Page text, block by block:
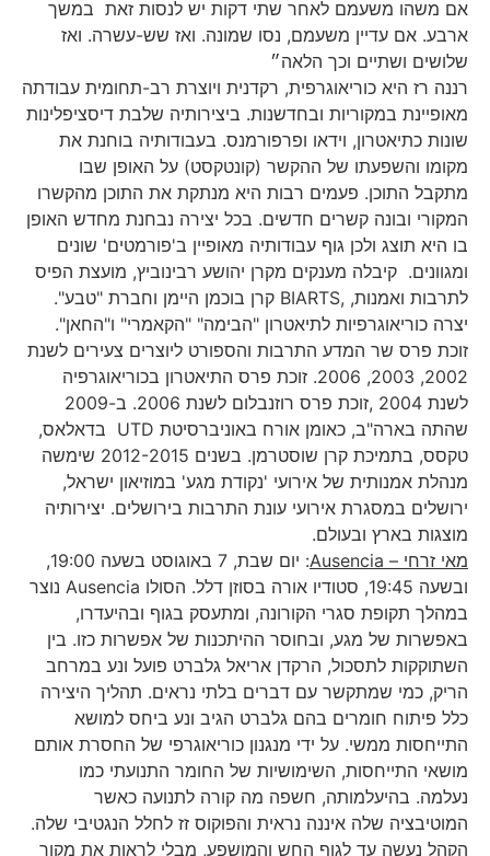
אם משהו משעמם לאחר שתי דקות יש לנסות זאת במשך
ארבע. אם עדיין משעמם, נסו שמונה. ואז שש-עשרה. ואז
שלושים ושתיים וכך הלאה״
רננה רז היא כוריאוגרפית, רקדנית ויוצרת רב-תחומית עבודתה
מאופיינת במקוריות ובחדשנות. ביצירותיה שלבת דיסציפלינות
שונות כתיאטרון, וידאו ופרפורמנס. בעבודותיה בוחנת את
מקומו והשפעתו של ההקשר (קונטקסט) על האופן שבו
מתקבל התוכן. פעמים רבות היא מנתקת את התוכן מהקשרו
המקורי ובונה קשרים חדשים. בכל יצירה נבחנת מחדש האופן
בו היא תוצג ולכן גוף עבודותיה מאופיין ב'פורמטים' שונים
ומגוונים. קיבלה מענקים מקרן יהושע רבינוביץ, מועצת הפיס
לתרבות ואמנות, ,BIARTS קרן בוכמן היימן וחברת "טבע".
יצרה כוריאוגרפיות לתיאטרון "הבימה" "הקאמרי" ו"החאן".
זוכת פרס שר המדע התרבות והספורט ליוצרים צעירים לשנת
2002, 2003, 2006. זוכת פרס התיאטרון בכוריאוגרפיה
לשנת 2004 ,זוכת פרס רוזנבלום לשנת 2006. ב-2009
שהתה בארה"ב, כאומן אורח באוניברסיטת UTD בדאלאס,
טקסס, בתמיכת קרן שוסטרמן. בשנים 2012-2015 שימשה
מנהלת אמנותית של אירועי 'נקודת מגע' במוזיאון ישראל,
ירושלים במסגרת אירועי עונת התרבות בירושלים. יצירותיה
מוצגות בארץ ובעולם.
מאי זרחי –Ausencia
: יום שבת, 7 באוגוסט בשעה 19:00,
ובשעה 19:45, סטודיו אורה בסוזן דלל. הסולו Ausencia נוצר
במהלך תקופת סגרי הקורונה, ומתעסק בגוף ובהיעדרו,
באפשרות של מגע, ובחוסר ההיתכנות של אפשרות כזו. בין
השתוקקות לתסכול, הרקדן אריאל גלברט פועל ונע במרחב
הריק, כמי שמתקשר עם דברים בלתי נראים. תהליך היצירה
כלל פיתוח חומרים בהם גלברט הגיב ונע ביחס למושא
התייחסות ממשי. על ידי מנגנון כוריאוגרפי של החסרת אותם
מושאי התייחסות, השימושיות של החומר התנועתי כמו
נעלמה. בהיעלמותה, חשפה מה קורה לתנועה כאשר
המוטיבציה שלה איננה נראית והפוקוס זז לחלל הנגטיבי שלה.
הקהל נעשה עד לגוף החש והמושפע, מבלי לראות את מקור